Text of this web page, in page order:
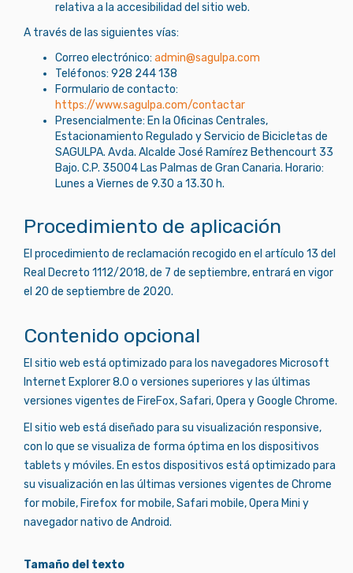
relativa a la accesibilidad del sitio web.
A través de las siguientes vías:
Correo electrónico: moc.aplugas@nimda
Teléfonos: 928 244 138
Formulario de contacto:
https://www.sagulpa.com/contactar
Presencialmente: En la Oficinas Centrales,
Estacionamiento Regulado y Servicio de Bicicletas de
SAGULPA. Avda. Alcalde José Ramírez Bethencourt 33
Bajo. C.P. 35004 Las Palmas de Gran Canaria. Horario:
Lunes a Viernes de 9.30 a 13.30 h.
Procedimiento de aplicación
El procedimiento de reclamación recogido en el artículo 13 del
Real Decreto 1112/2018, de 7 de septiembre, entrará en vigor
el 20 de septiembre de 2020.
Contenido opcional
El sitio web está optimizado para los navegadores Microsoft
Internet Explorer 8.0 o versiones superiores y las últimas
versiones vigentes de FireFox, Safari, Opera y Google Chrome.
El sitio web está diseñado para su visualización responsive,
con lo que se visualiza de forma óptima en los dispositivos
tablets y móviles. En estos dispositivos está optimizado para
su visualización en las últimas versiones vigentes de Chrome
for mobile, Firefox for mobile, Safari mobile, Opera Mini y
navegador nativo de Android.
Tamaño del texto